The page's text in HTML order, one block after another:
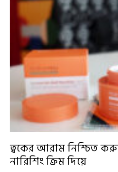
ত্বকের আরাম নিশ্চিত
নারিশিং ক্রিম দিয়ে